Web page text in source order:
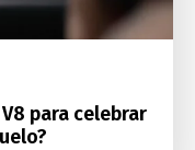
para celebrar